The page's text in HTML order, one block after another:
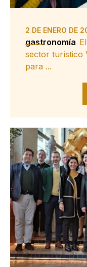
2 DE ENERO DE
gastronomía
sector turístico
para ...